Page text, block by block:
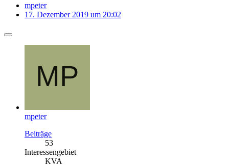
mpeter
17. Dezember 2019 um 20:02
mpeter
Beiträge
53
Interessengebiet
KVA